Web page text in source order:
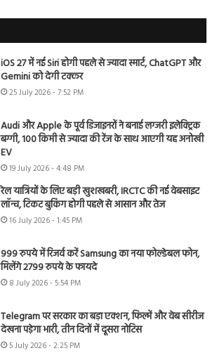
iOS 27 में नई Siri होगी पहले से ज्यादा स्मार्ट, ChatGPT और
Gemini को देगी टक्कर
25 July 2026 - 7:52 PM
Audi और Apple के पूर्व डिजाइनरों ने बनाई लग्जरी इलेक्ट्रिक
बग्गी, 100 किमी से ज्यादा की रेंज के साथ आएगी यह अनोखी
EV
19 July 2026 - 4:48 PM
रेल यात्रियों के लिए बड़ी खुशखबरी, IRCTC की नई वेबसाइट
लॉन्च, टिकट बुकिंग होगी पहले से आसान और तेज
16 July 2026 - 1:45 PM
999 रुपये में रिजर्व करें Samsung का नया फोल्डेबल फोन,
मिलेंगे 2799 रुपये के फायदे
8 July 2026 - 5:54 PM
Telegram पर सरकार का बड़ा एक्शन, फिल्में और वेब सीरीज
देखना पड़ेगा भारी, तीन दिनों में दूसरा नोटिस
5 July 2026 - 2:25 PM